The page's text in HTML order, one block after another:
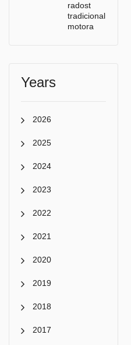
radost
tradicionalnih
motora
Years
2026
2025
2024
2023
2022
2021
2020
2019
2018
2017